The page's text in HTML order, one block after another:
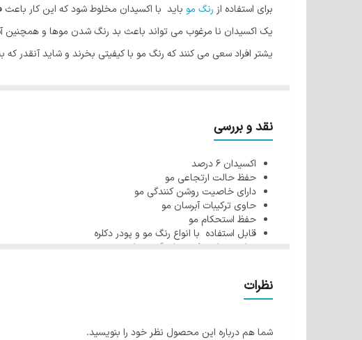
برای استفاده از رنگ مو باید با اکسیدان مخلوط شود که این کار
یک اکسیدان نا مرغوب می تواند باعث بد رنگ شدن موها و
یشتر افراد سعی می کنند که رنگ مو با کیفیتی بخرند و شاید آنقدر
از آنجاییکه اکسیدان نقش مهمی در زیبایی رنگ و سلامت مو دارد ،
همیشه در تلاش هستند تا اکسیدان هایی با فرمول برتر و کیفیت بالا
با توجه به رنگ مو انتخابی و جنس موها شماره اکسیدانی که انتخاب
شماره 1 یا 20 حجمی و یا 6% استفاده کنید.
اکسیدان شماره 1 را می توان به عنوان ضعیف ترین شماره نام برد. این اکسیدان توانایی بالایی در روشن کرد موها ندارد و بهتر است برای ترکسیب با رنگ مو استفاده شود.
اکسیدان شماره 1 گلباران دارای مواد آبرسان می باشد و باعث خشک شدن موها بعد از استفاده نمی شود. این اکسیدان همچنین ضد سوزش پوست سر می باشد و باعث ایجاد التهاب نمی شود.
به جا می گذارد
نقد و بررسی
اکسیدان 6 درصد
حفظ حالت ارتجاعی مو
دارای خاصیت روشن کنندگی مو
حاوی ترکیبات آبرسان مو
حفظ استحکام مو
قابل استفاده با انواع رنگ مو و پودر دکلره
مناسب برای ترکیب با رنگ موهای تیره
تاثیر سریعنظرات
شما هم درباره این محصول نظر خود را بنویسید.